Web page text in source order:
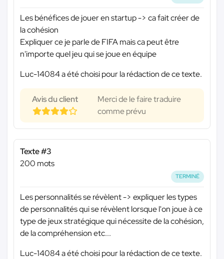
Les bénéfices de jouer en startup -> ca fait créer de
la cohésion
Expliquer ce je parle de FIFA mais ca peut être
n'importe quel jeu qui se joue en équipe
Luc-14084 a été choisi pour la rédaction de ce texte.
Avis du client
Merci de le faire traduire
comme prévu
Texte #3
200 mots
TERMINÉ
Les personnalités se révèlent -> expliquer les types
de personnalités qui se révèlent lorsque l'on joue à ce
type de jeux stratégique qui nécessite de la cohésion,
de la compréhension etc...
Luc-14084 a été choisi pour la rédaction de ce texte.